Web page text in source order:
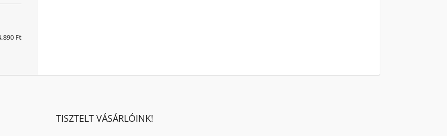
Ft
TISZTELT VÁSÁRLÓINK!